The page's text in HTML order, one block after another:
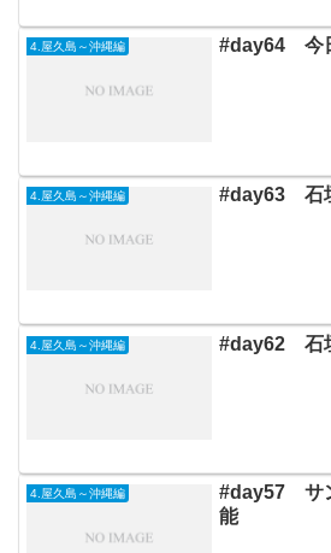
4.屋久島～沖縄編 #day64 今
4.屋久島～沖縄編 #day63 石
4.屋久島～沖縄編 #day62 石
4.屋久島～沖縄編
#day57 サ
能